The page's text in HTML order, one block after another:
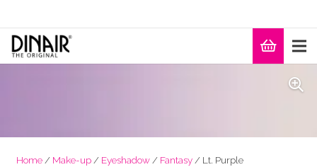
Home/ Make-up/ Eyeshadow/ Fantasy/ Lt. Purple